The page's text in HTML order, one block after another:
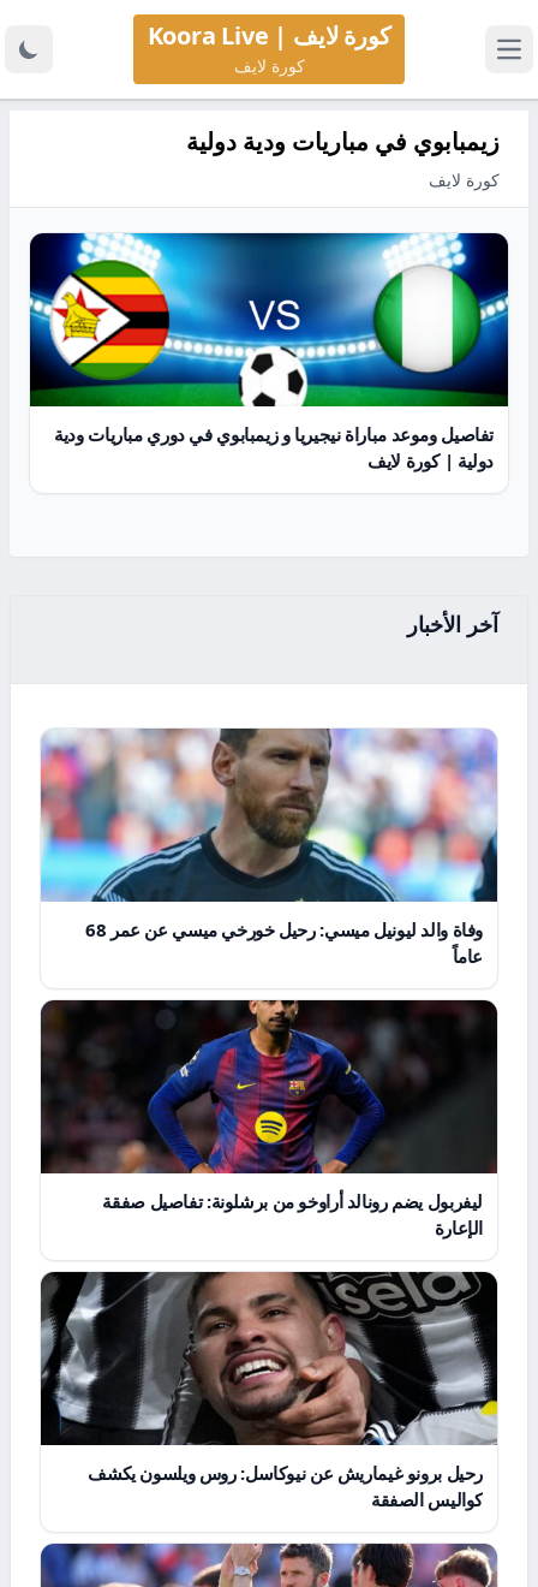
كورة لايف | Koora Live
كورة لايف
زيمبابوي في مباريات ودية دولية
كورة لايف
تفاصيل وموعد مباراة نيجيريا و زيمبابوي في دوري مباريات ودية
دولية | كورة لايف
آخر الأخبار
وفاة والد ليونيل ميسي: رحيل خورخي ميسي عن عمر 68
عاماً
ليفربول يضم رونالد أراوخو من برشلونة: تفاصيل صفقة
الإعارة
رحيل برونو غيماريش عن نيوكاسل: روس ويلسون يكشف
كواليس الصفقة